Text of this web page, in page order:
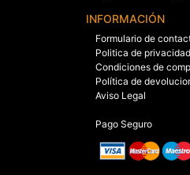
INFORMACIÓN
Formulario de
Politica de privacidad
Condiciones de
Política de
Aviso Legal
Pago Seguro